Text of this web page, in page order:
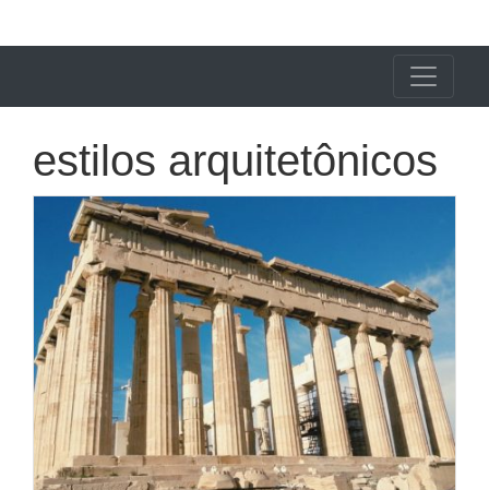
estilos arquitetônicos